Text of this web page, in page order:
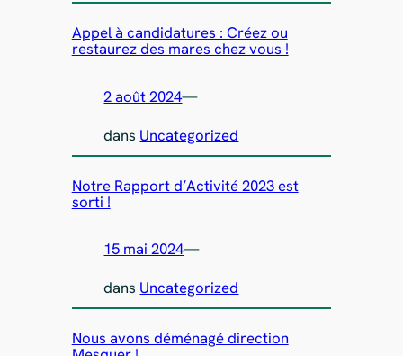
Appel à candidatures : Créez ou
restaurez des mares chez vous !
2 août 2024—
dans Uncategorized
Notre Rapport d’Activité 2023 est
sorti !
15 mai 2024—
dans Uncategorized
Nous avons déménagé direction